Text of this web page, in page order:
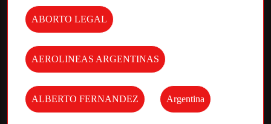
ABORTO LEGAL
AEROLINEAS ARGENTINAS
ALBERTO FERNANDEZ Argentina